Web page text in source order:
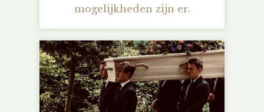
mogelijkheden zijn er.